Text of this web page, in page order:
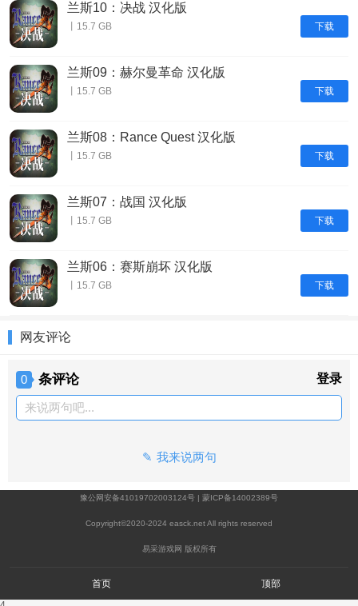
下载
兰斯10：决战 汉化版
丨15.7 GB
下载
兰斯09：赫尔曼革命 汉化版
丨15.7 GB
下载
兰斯08：Rance Quest 汉化版
丨15.7 GB
下载
兰斯07：战国 汉化版
丨15.7 GB
下载
兰斯06：赛斯崩坏 汉化版
丨15.7 GB
网友评论
0 条评论 登录
来说两句吧...
我来说两句
豫公网安备41019702003124号 | 蒙ICP备14002389号
Copyright©2020-2024 easck.net All rights reserved
易采游戏网 版权所有
首页
顶部